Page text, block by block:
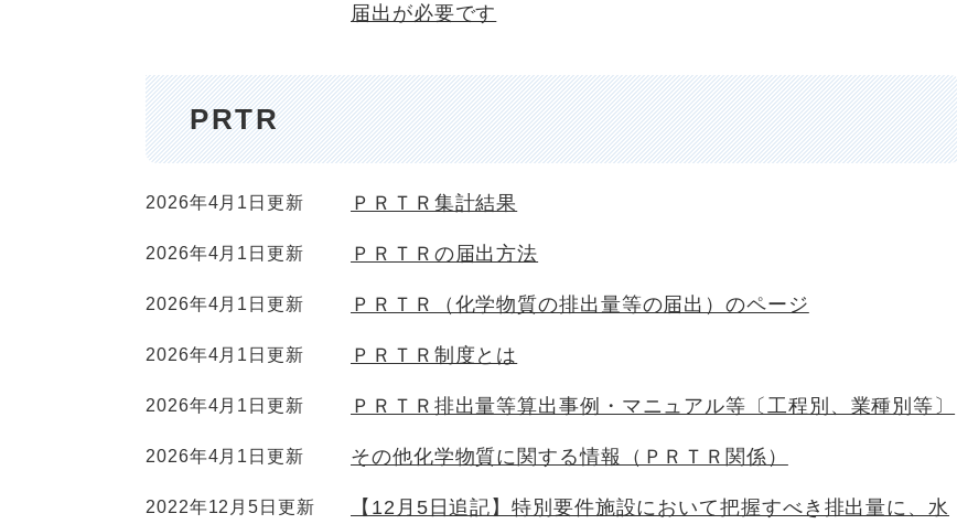
届出が必要です
PRTR
2026年4月1日更新 ＰＲＴＲ集計結果
2026年4月1日更新 ＰＲＴＲの届出方法
2026年4月1日更新 ＰＲＴＲ（化学物質の排出量等の届出）のページ
2026年4月1日更新 ＰＲＴＲ制度とは
2026年4月1日更新 ＰＲＴＲ排出量等算出事例・マニュアル等〔工程別、業種別等〕
2026年4月1日更新 その他化学物質に関する情報（ＰＲＴＲ関係）
2022年12月5日更新
【12月5日追記】特別要件施設において把握すべき排出量に、水